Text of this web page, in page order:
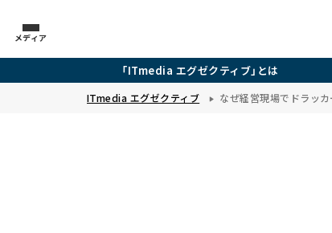
メディア
「ITmedia エグゼクティブ」とは
ITmedia エグゼクティブ なぜ経営現場でドラッ